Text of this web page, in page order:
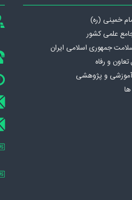
خمینی (ره)
علمی كشور
جمهوری اسلامی ايران
و رفاه
و پژوهشی